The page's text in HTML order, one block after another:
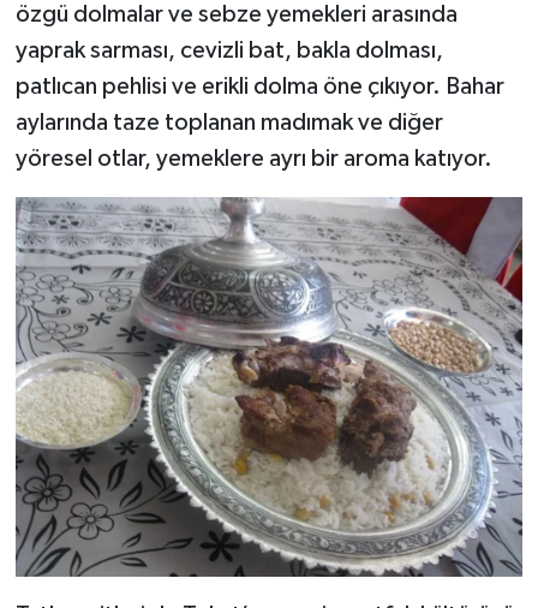
özgü dolmalar ve sebze yemekleri arasında
yaprak sarması, cevizli bat, bakla dolması,
patlıcan pehlisi ve erikli dolma öne çıkıyor. Bahar
aylarında taze toplanan madımak ve diğer
yöresel otlar, yemeklere ayrı bir aroma katıyor.